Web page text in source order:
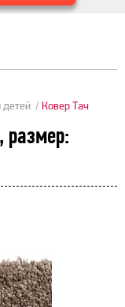
детей Ковер Тач
размер: